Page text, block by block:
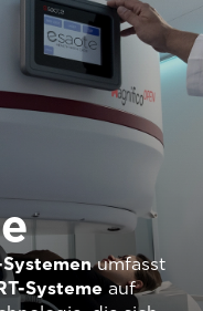
Systemenumfasst
Systeme auf